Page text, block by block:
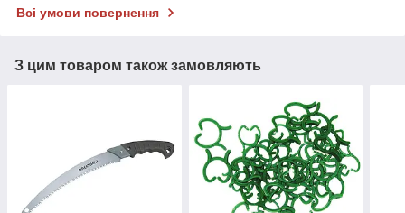
Всі умови повернення
З цим товаром також замовляють